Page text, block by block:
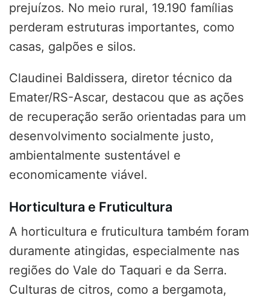
prejuízos. No meio rural, 19.190 famílias
perderam estruturas importantes, como
casas, galpões e silos.
Claudinei Baldissera, diretor técnico da
Emater/RS-Ascar, destacou que as ações
de recuperação serão orientadas para um
desenvolvimento socialmente justo,
ambientalmente sustentável e
economicamente viável.
Horticultura e Fruticultura
A horticultura e fruticultura também foram
duramente atingidas, especialmente nas
regiões do Vale do Taquari e da Serra.
Culturas de citros, como a bergamota,